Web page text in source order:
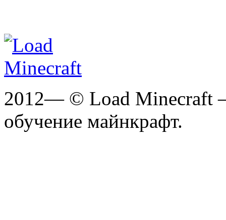
2012— © Load Minecraft
обучение майнкрафт.